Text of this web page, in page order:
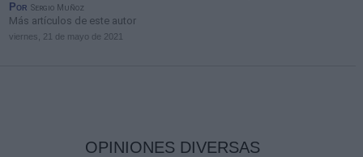
Por Sergio Muñoz
Más artículos de este autor
viernes, 21 de mayo de 2021
OPINIONES DIVERSAS